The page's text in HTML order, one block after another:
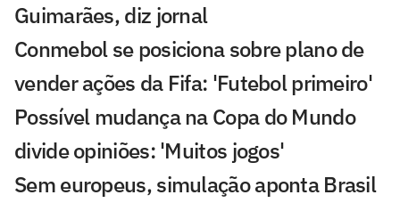
Guimarães, diz jornal
Conmebol se posiciona sobre plano de
vender ações da Fifa: 'Futebol primeiro'
Possível mudança na Copa do Mundo
divide opiniões: 'Muitos jogos'
Sem europeus, simulação aponta Brasil